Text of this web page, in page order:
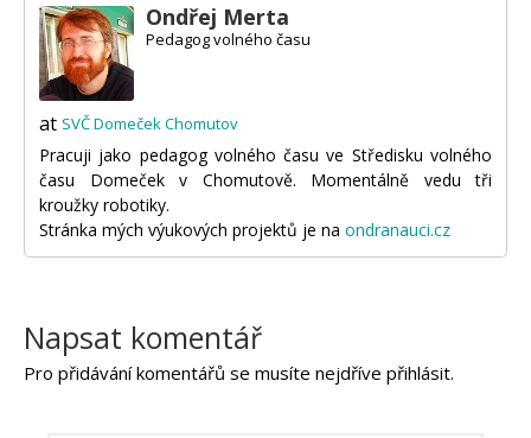
Ondřej Merta
Pedagog volného času
at SVČ Domeček Chomutov
Pracuji jako pedagog volného času ve Středisku volného
času Domeček v Chomutově. Momentálně vedu tři
kroužky robotiky.
Stránka mých výukových projektů je na ondranauci.cz
Napsat komentář
Pro přidávání komentářů se musíte nejdříve přihlásit.